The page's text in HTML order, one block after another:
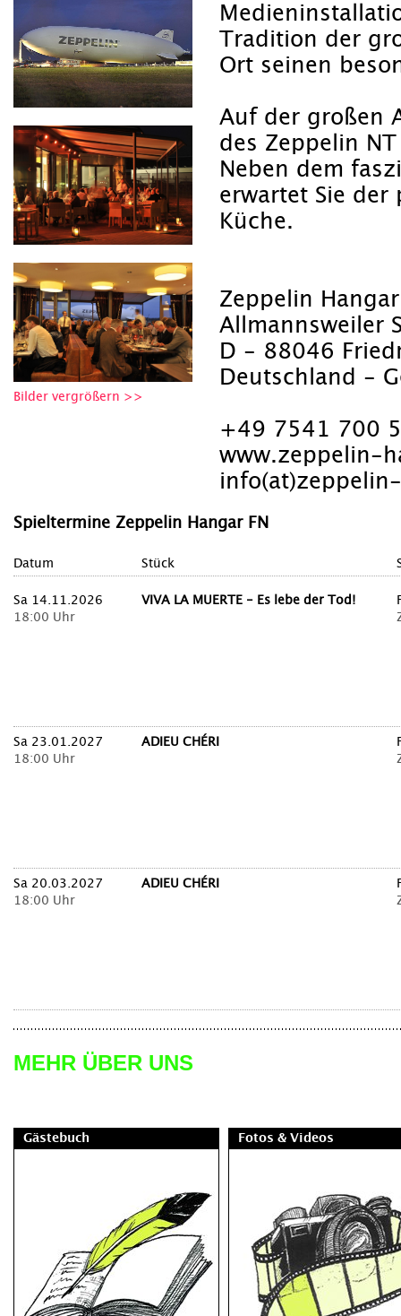
Bilder vergrößern >>
Tradition der
Ort seinen
Auf der großen
des Zeppelin
Neben dem
erwartet Sie der
Küche.
Zeppelin Hangar
Allmannsweiler
D - 88046
Deutschland -
+49 7541 700
www.zeppelin-
Spieltermine Zeppelin Hangar FN
Datum Stück
Sa 14.11.2026
18:00 Uhr
VIVA LA MUERTE - Es lebe der Tod!
Sa 23.01.2027
18:00 Uhr
ADIEU CHÉRI
Sa 20.03.2027
18:00 Uhr
ADIEU CHÉRI
MEHR ÜBER UNS
Gästebuch Fotos & Videos